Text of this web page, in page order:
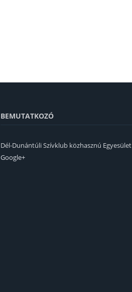
BEMUTATKOZÓ
Dél-Dunántúli Szívklub közhasznú Egyesület
Google+